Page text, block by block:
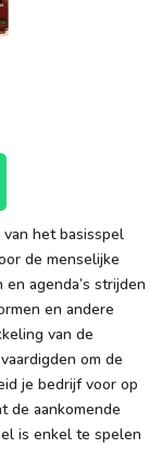
het basisspel
de menselijke
agenda’s strijden
en andere
van de
om de
je bedrijf voor op
de aankomende
is enkel te spelen